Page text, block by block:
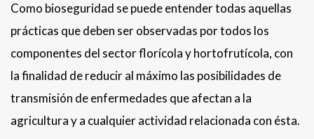
Como bioseguridad se puede entender todas aquellas
prácticas que deben ser observadas por todos los
componentes del sector florícola y hortofrutícola, con
la finalidad de reducir al máximo las posibilidades de
transmisión de enfermedades que afectan a la
agricultura y a cualquier actividad relacionada con ésta.